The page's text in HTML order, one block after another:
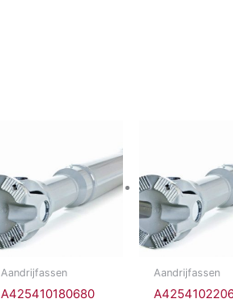
Aandrijfassen
A425410180680
Aandrijfassen